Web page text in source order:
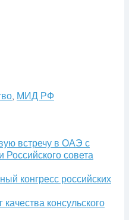
, МИД РФ
встречу в ОАЭ с
Российского совета
конгресс российских
консульского